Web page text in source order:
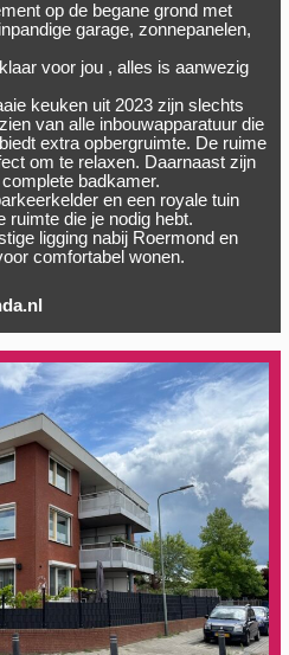
op de begane grond met
garage, zonnepanelen,
voor jou , alles is aanwezig
keuken uit 2023 zijn slechts
van alle inbouwapparatuur die
extra opbergruimte. De ruime
om te relaxen. Daarnaast zijn
badkamer.
en een royale tuin
ruimte die je nodig hebt.
ligging nabij Roermond en
comfortabel wonen.